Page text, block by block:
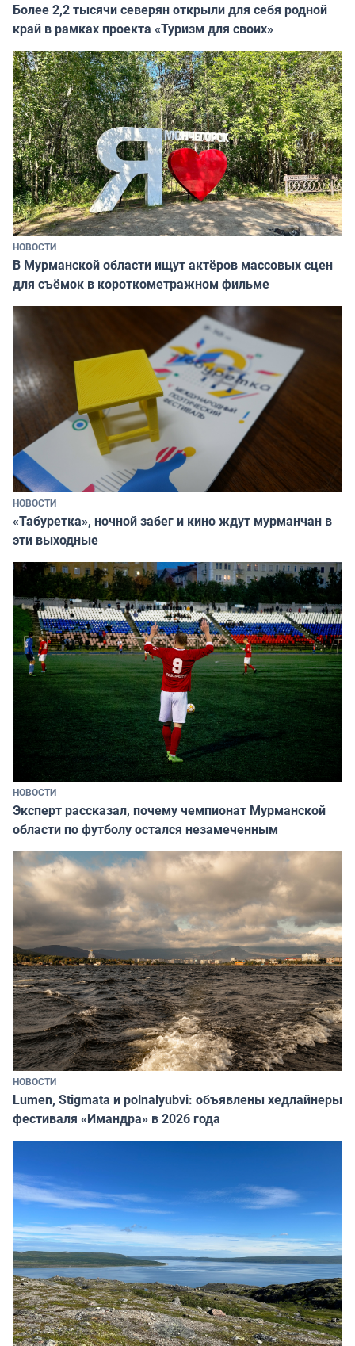
Более 2,2 тысячи северян открыли для себя родной
край в рамках проекта «Туризм для своих»
НОВОСТИ
В Мурманской области ищут актёров массовых сцен
для съёмок в короткометражном фильме
НОВОСТИ
«Табуретка», ночной забег и кино ждут мурманчан в
эти выходные
НОВОСТИ
Эксперт рассказал, почему чемпионат Мурманской
области по футболу остался незамеченным
НОВОСТИ
Lumen, Stigmata и polnalyubvi: объявлены хедлайнеры
фестиваля «Имандра» в 2026 года